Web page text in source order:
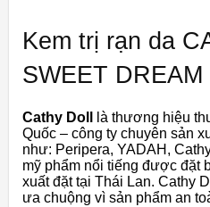
Kem trị rạn da
SWEET DREAM
Cathy Doll
là thương hiệu
Quốc – công ty chuyên sản
như: Peripera, YADAH,
mỹ phẩm nổi tiếng được đặt
xuất đặt tại Thái Lan. Cathy
ưa chuộng vì sản phẩm an